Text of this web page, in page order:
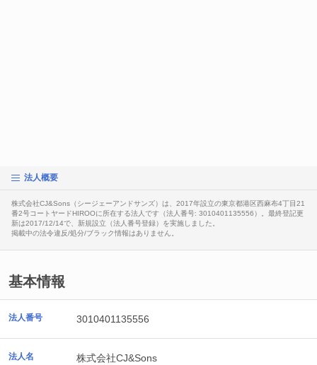
法人概要
株式会社CJ&Sons（シージェーアンドサンズ）は、2017年設立の東京都港区西麻布4丁目21
番2号コートヤードHIROOに所在する法人です（法人番号: 3010401135556）。最終登記更
新は2017/12/14で、新規設立（法人番号登録）を実施しました。
掲載中の法令違反/処分/ブラック情報はありません。
基本情報
法人番号 3010401135556
法人名 株式会社CJ&Sons